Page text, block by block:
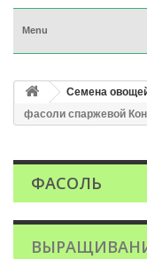
Menu
Семена
фасоли спаржевой
ФАСОЛЬ